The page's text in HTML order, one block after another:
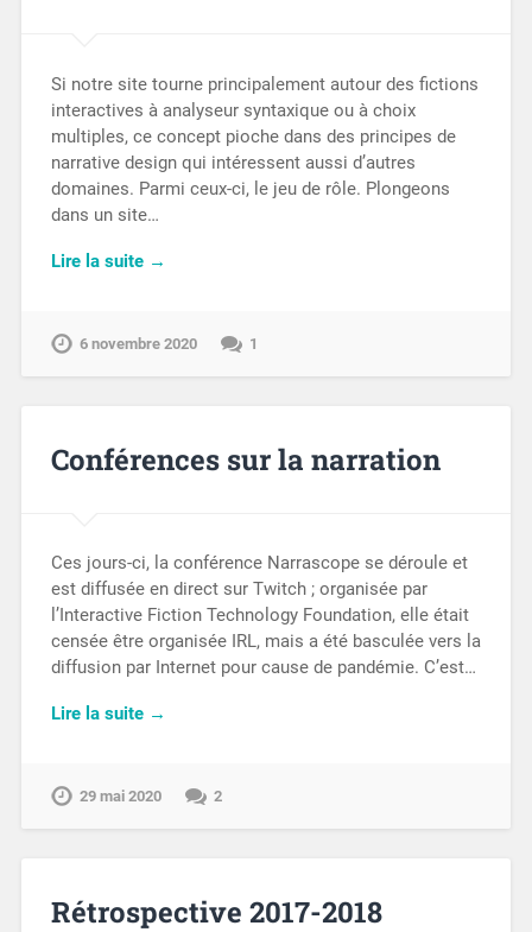
Si notre site tourne principalement autour des fictions
interactives à analyseur syntaxique ou à choix
multiples, ce concept pioche dans des principes de
narrative design qui intéressent aussi d’autres
domaines. Parmi ceux-ci, le jeu de rôle. Plongeons
dans un site…
Lire la suite →
6 novembre 2020 1
Conférences sur la narration
Ces jours-ci, la conférence Narrascope se déroule et
est diffusée en direct sur Twitch ; organisée par
l’Interactive Fiction Technology Foundation, elle était
censée être organisée IRL, mais a été basculée vers la
diffusion par Internet pour cause de pandémie. C’est…
Lire la suite →
29 mai 2020 2
Rétrospective 2017-2018